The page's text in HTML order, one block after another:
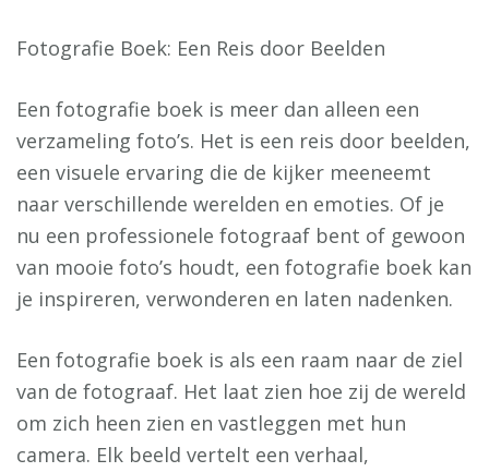
Fotografie Boek: Een Reis door Beelden
Een fotografie boek is meer dan alleen een
verzameling foto’s. Het is een reis door beelden,
een visuele ervaring die de kijker meeneemt
naar verschillende werelden en emoties. Of je
nu een professionele fotograaf bent of gewoon
van mooie foto’s houdt, een fotografie boek kan
je inspireren, verwonderen en laten nadenken.
Een fotografie boek is als een raam naar de ziel
van de fotograaf. Het laat zien hoe zij de wereld
om zich heen zien en vastleggen met hun
camera. Elk beeld vertelt een verhaal,